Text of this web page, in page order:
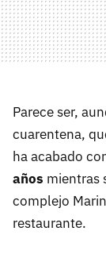
Parece ser,
cuarentena,
ha acabado
años mientras
complejo
restaurante.